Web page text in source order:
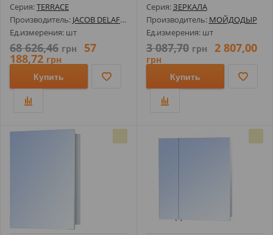
Серия:TERRACE
Производитель: JACOB DELAFON
Ед.измерения: шт
68 626,46 грн 57
188,72 грн
Купить
Серия:ЗЕРКАЛА
Производитель: МОЙДОДЫР
Ед.измерения: шт
3 087,70 грн 2 807,00
грн
Купить